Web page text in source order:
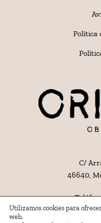
Política
C/
46640,
Email:
Utilizamos cookies para
web.